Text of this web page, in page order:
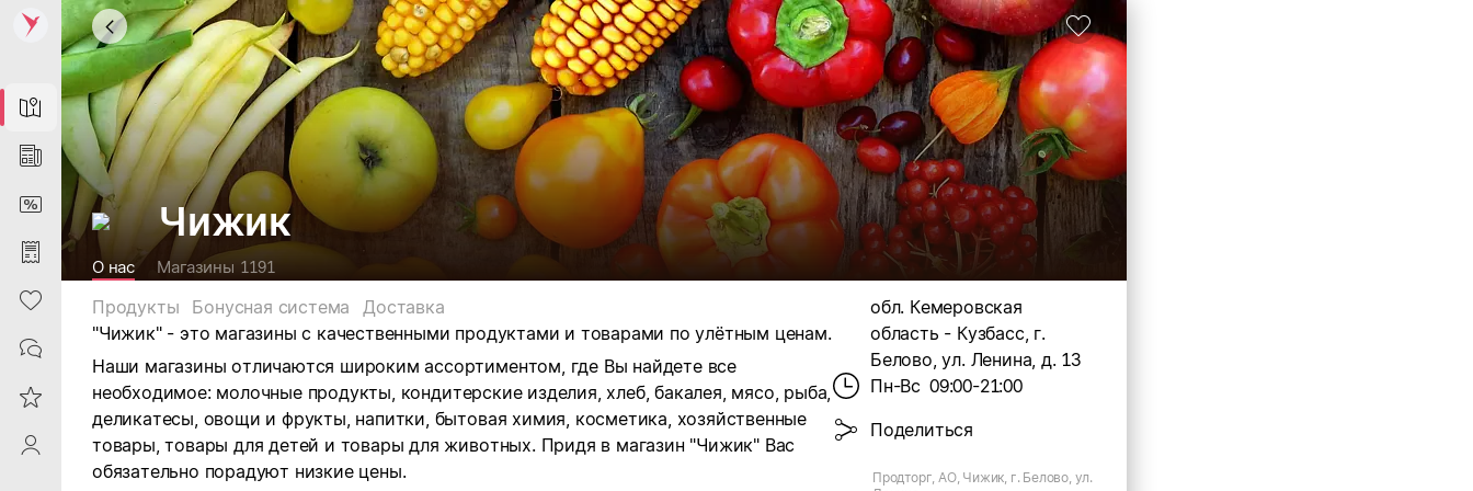
Map
News
DiscountCard
Purchases
Heart
Contacts
Reviews
ProfileSaby
Чижик
О нас Магазины 1191
Продукты Бонусная система
Доставка
"Чижик" -это магазины с качественными продуктами и товарами по улётным ценам.
Наши магазины отличаются широким ассортиментом, где Вы найдете все
необходимое: молочные продукты, кондитерские изделия, хлеб, бакалея, мясо, рыба,
деликатесы, овощи и фрукты, напитки, бытовая химия, косметика, хозяйственные
товары, товары для детей и товары для животных. Придя в магазин "Чижик" Вас
обязательно порадуют низкие цены.
обл. Кемеровская
область - Кузбасс, г.
Белово, ул. Ленина, д. 13
Пн-Вс 09:00-21:00
Поделиться
Продторг, АО, Чижик, г. Белово, ул.